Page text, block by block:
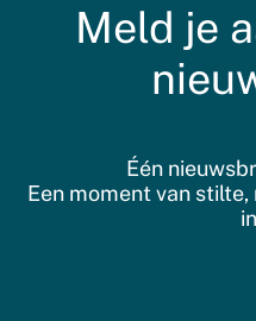
Meld je
Één
Een moment van